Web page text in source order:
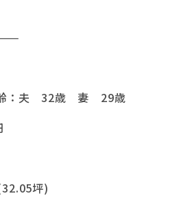
齢：夫 32歳 妻 29歳
坪)